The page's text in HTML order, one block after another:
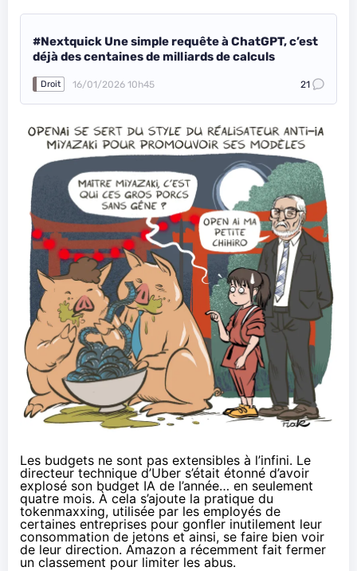
#Nextquick Une simple requête à ChatGPT, c’est
déjà des centaines de milliards de calculs
Droit 16/01/2026 10h45 21
Les budgets ne sont pas extensibles à l’infini. Le
directeur technique d’Uber s’était étonné d’avoir
explosé son budget IA de l’année… en seulement
quatre mois. À cela s’ajoute la pratique du
tokenmaxxing, utilisée par les employés de
certaines entreprises pour gonfler inutilement leur
consommation de jetons et ainsi, se faire bien voir
de leur direction. Amazon a récemment fait fermer
un classement pour limiter les abus.